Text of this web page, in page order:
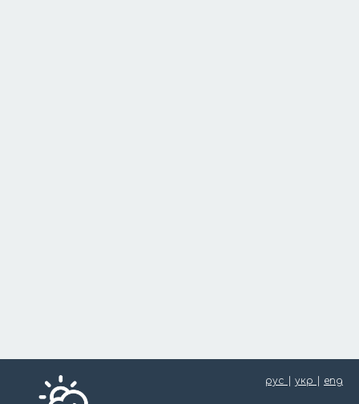
рус укр eng